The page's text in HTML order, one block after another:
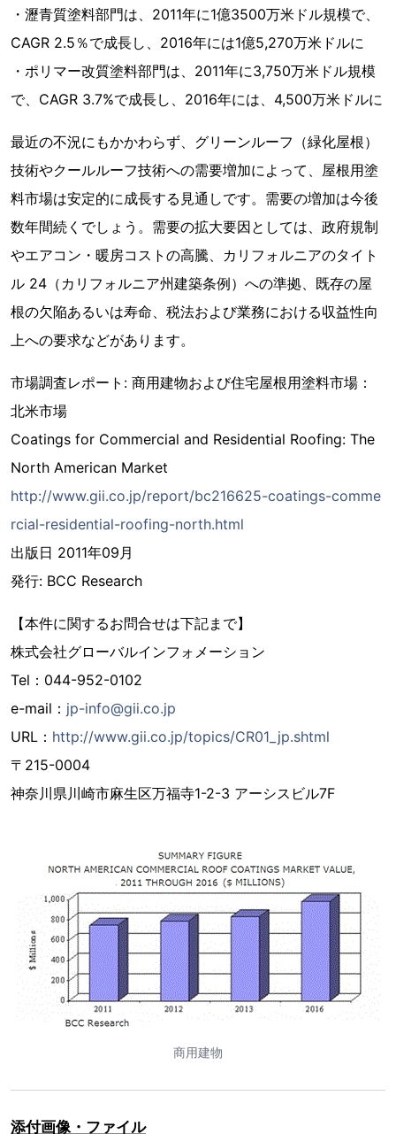
・瀝青質塗料部門は、2011年に1億3500万米ドル規模で、
CAGR 2.5％で成長し、2016年には1億5,270万米ドルに
・ポリマー改質塗料部門は、2011年に3,750万米ドル規模
で、CAGR 3.7%で成長し、2016年には、4,500万米ドルに
最近の不況にもかかわらず、グリーンルーフ（緑化屋根）
技術やクールルーフ技術への需要増加によって、屋根用塗
料市場は安定的に成長する見通しです。需要の増加は今後
数年間続くでしょう。需要の拡大要因としては、政府規制
やエアコン・暖房コストの高騰、カリフォルニアのタイト
ル 24（カリフォルニア州建築条例）への準拠、既存の屋
根の欠陥あるいは寿命、税法および業務における収益性向
上への要求などがあります。
市場調査レポート: 商用建物および住宅屋根用塗料市場：
北米市場
Coatings for Commercial and Residential Roofing: The
North American Market
http://www.gii.co.jp/report/bc216625-coatings-comme
rcial-residential-roofing-north.html
出版日 2011年09月
発行: BCC Research
【本件に関するお問合せは下記まで】
株式会社グローバルインフォメーション
Tel：044-952-0102
e-mail： jp-info@gii.co.jp
URL： http://www.gii.co.jp/topics/CR01_jp.shtml
〒215-0004
神奈川県川崎市麻生区万福寺1-2-3 アーシスビル7F
商用建物
添付画像・ファイル